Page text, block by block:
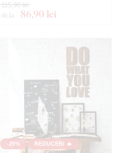
de la 86,90 lei
115,90 lei
-25% REDUCERI 🔥